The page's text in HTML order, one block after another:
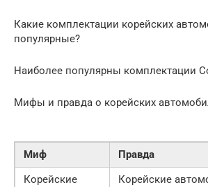
Какие комплектации корейских
популярные?
Наиболее популярны комплектации
Мифы и правда о корейских
Миф
Правда
Корейские
Корейские